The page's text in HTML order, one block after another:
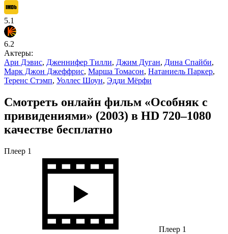
5.1
6.2
Актеры:
Ари Дэвис, Дженнифер Тилли, Джим Дуган, Дина Спайби,
Марк Джон Джеффрис, Марша Томасон, Натаниель Паркер,
Теренс Стэмп, Уоллес Шоун, Эдди Мёрфи
Смотреть онлайн фильм «Особняк с
привидениями» (2003) в HD 720–1080
качестве бесплатно
Плеер 1
Плеер 1